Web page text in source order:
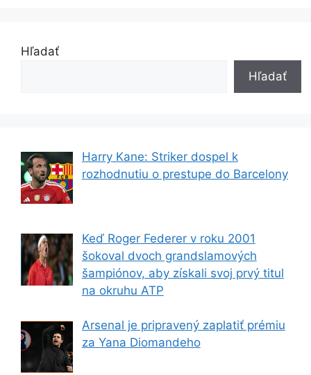
Hľadať
Hľadať
Harry Kane: Striker dospel k
rozhodnutiu o prestupe do Barcelony
Keď Roger Federer v roku 2001
šokoval dvoch grandslamových
šampiónov, aby získali svoj prvý titul
na okruhu ATP
Arsenal je pripravený zaplatiť prémiu
za Yana Diomandeho